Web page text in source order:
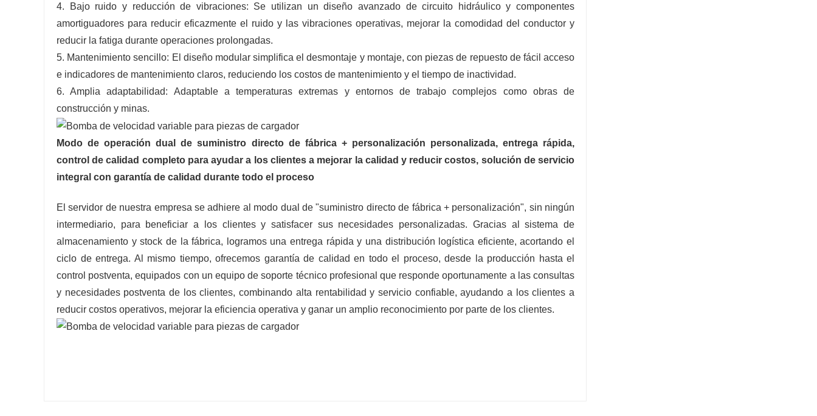
4. Bajo ruido y reducción de vibraciones: Se utilizan un diseño avanzado de circuito hidráulico y componentes
amortiguadores para reducir eficazmente el ruido y las vibraciones operativas, mejorar la comodidad del conductor y
reducir la fatiga durante operaciones prolongadas.
5. Mantenimiento sencillo: El diseño modular simplifica el desmontaje y montaje, con piezas de repuesto de fácil acceso
e indicadores de mantenimiento claros, reduciendo los costos de mantenimiento y el tiempo de inactividad.
6. Amplia adaptabilidad: Adaptable a temperaturas extremas y entornos de trabajo complejos como obras de
construcción y minas.
Modo de operación dual de suministro directo de fábrica + personalización personalizada, entrega rápida,
control de calidad completo para ayudar a los clientes a mejorar la calidad y reducir costos, solución de servicio
integral con garantía de calidad durante todo el proceso
El servidor de nuestra empresa se adhiere al modo dual de "suministro directo de fábrica + personalización", sin ningún
intermediario, para beneficiar a los clientes y satisfacer sus necesidades personalizadas. Gracias al sistema de
almacenamiento y stock de la fábrica, logramos una entrega rápida y una distribución logística eficiente, acortando el
ciclo de entrega. Al mismo tiempo, ofrecemos garantía de calidad en todo el proceso, desde la producción hasta el
control postventa, equipados con un equipo de soporte técnico profesional que responde oportunamente a las consultas
y necesidades postventa de los clientes, combinando alta rentabilidad y servicio confiable, ayudando a los clientes a
reducir costos operativos, mejorar la eficiencia operativa y ganar un amplio reconocimiento por parte de los clientes.